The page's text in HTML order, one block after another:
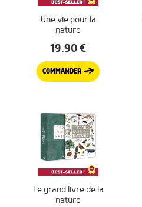
Une vie pour la
nature
19.90€
COMMANDER
Le grand livre de la
nature